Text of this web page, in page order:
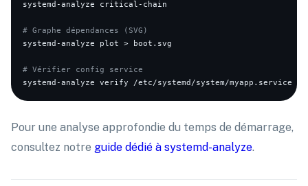
systemd-analyze critical-chain
# Graphe dépendances (SVG)
systemd-analyze plot > boot.svg
# Vérifier config service
Pour une analyse approfondie du temps de démarrage,
consultez notre guide dédié à systemd-analyze.